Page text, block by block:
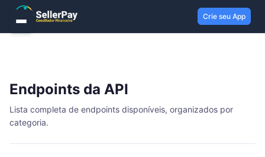
Crie seu App
Endpoints da API
Lista completa de endpoints disponíveis, organizados por
categoria.